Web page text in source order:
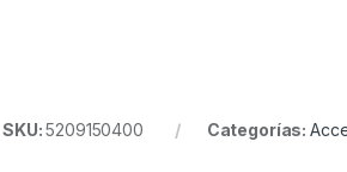
SKU:5209150400 Categorías: